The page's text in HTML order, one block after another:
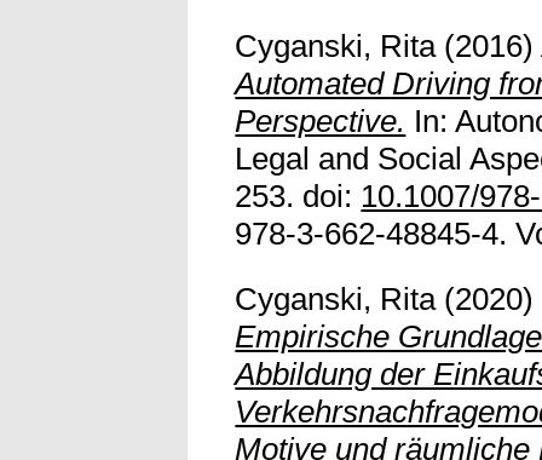
Cyganski, Rita(2016)
Automated Driving
Perspective. In:
Legal and Social
253. doi: 10.1007/
978-3-662-48845-4.
Cyganski, Rita(2020)
Empirische
Abbildung der
Motive und räumliche